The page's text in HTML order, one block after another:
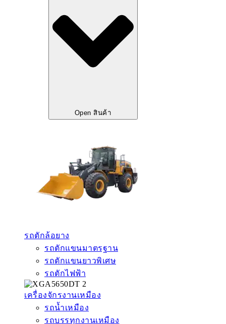
Open สินค้า
รถตักล้อยาง
รถตักแขนมาตรฐาน
รถตักแขนยาวพิเศษ
รถตักไฟฟ้า
เครื่องจักรงานเหมือง
รถน้ำเหมือง
รถบรรทุกงานเหมือง